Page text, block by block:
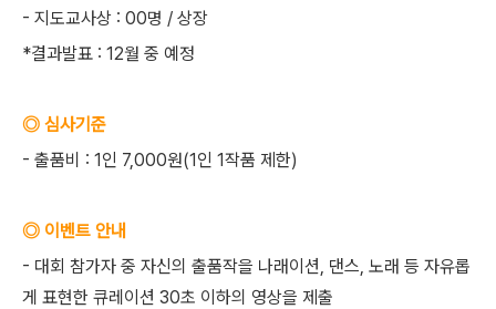
- 지도교사상 : 00명 / 상장
*결과발표 : 12월 중 예정
◎ 심사기준
- 출품비 : 1인 7,000원(1인 1작품 제한)
◎ 이벤트 안내
- 대회 참가자 중 자신의 출품작을 나래이션, 댄스, 노래 등 자유롭
게 표현한 큐레이션 30초 이하의 영상을 제출